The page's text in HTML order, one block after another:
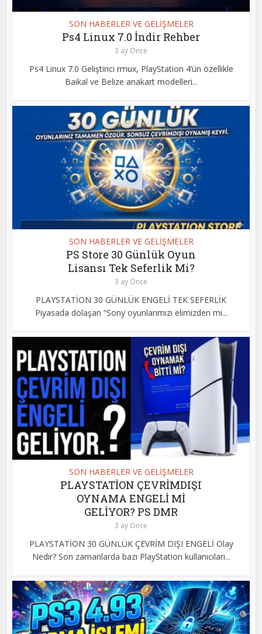
SON HABERLER VE GELİŞMELER
Ps4 Linux 7.0 İndir Rehber
3 ay Önce
Ps4 Linux 7.0 Geliştirici rmux, PlayStation 4’ün özellikle
Baikal ve Belize anakart modelleri...
SON HABERLER VE GELİŞMELER
PS Store 30 Günlük Oyun
Lisansı Tek Seferlik Mi?
3 ay Önce
PLAYSTATİON 30 GÜNLÜK ENGELİ TEK SEFERLİK
Piyasada dolaşan “Sony oyunlarımızı elimizden mi...
SON HABERLER VE GELİŞMELER
PLAYSTATİON ÇEVRİMDIŞI
OYNAMA ENGELİ Mİ
GELİYOR? PS DMR
3 ay Önce
PLAYSTATİON 30 GÜNLÜK ÇEVRİM DIŞI ENGELİ Olay
Nedir? Son zamanlarda bazı PlayStation kullanıcıları...